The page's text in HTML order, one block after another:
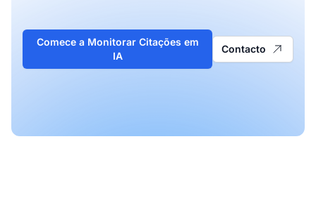
Comece a Monitorar Citações em
IA
Contacto